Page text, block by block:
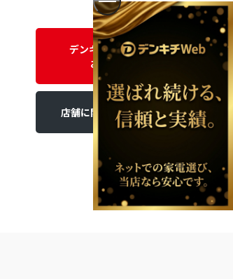
デンキチWEBに関する
お問い合わせ
店舗に関するお問い合わせ